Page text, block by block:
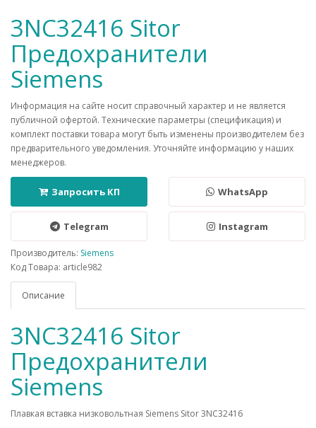
3NC32416 Sitor
Предохранители
Siemens
Информация на сайте носит справочный характер и не является
публичной офертой. Технические параметры (спецификация) и
комплект поставки товара могут быть изменены производителем без
предварительного уведомления. Уточняйте информацию у наших
менеджеров.
Запросить КП WhatsApp
Telegram Instagram
Производитель: Siemens
Код Товара: article982
Описание
3NC32416 Sitor
Предохранители
Siemens
Плавкая вставка низковольтная Siemens Sitor 3NC32416